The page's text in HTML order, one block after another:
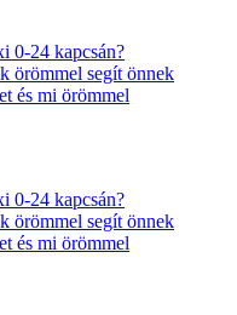
0-24 kapcsán?
örömmel segít önnek
és mi örömmel
0-24 kapcsán?
örömmel segít önnek
és mi örömmel